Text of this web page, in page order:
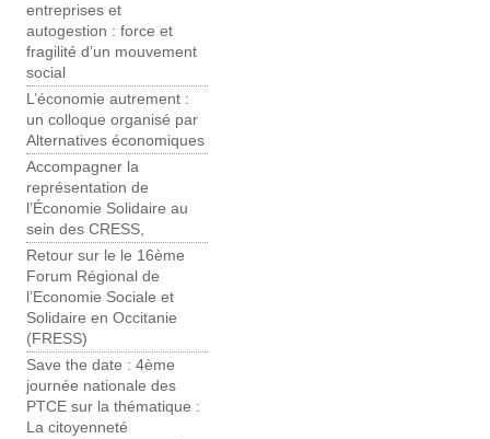
entreprises et
autogestion : force et
fragilité d’un mouvement
social
L’économie autrement :
un colloque organisé par
Alternatives économiques
Accompagner la
représentation de
l’Économie Solidaire au
sein des CRESS,
Retour sur le le 16ème
Forum Régional de
l’Economie Sociale et
Solidaire en Occitanie
(FRESS)
Save the date : 4ème
journée nationale des
PTCE sur la thématique :
La citoyenneté